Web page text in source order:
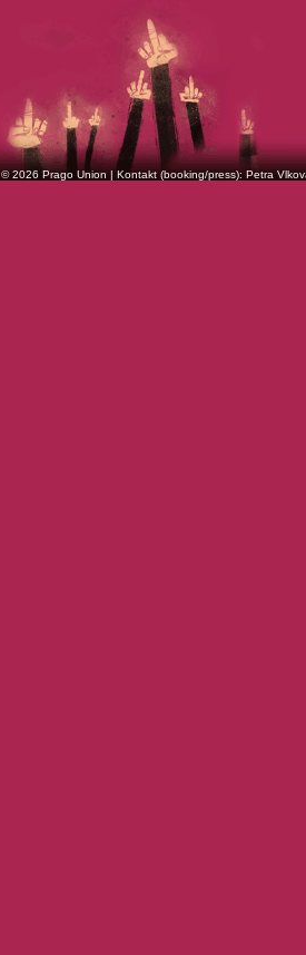
© 2026 Prago Union | Kontakt (booking/press): Petra